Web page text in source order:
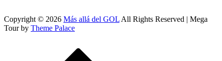
Copyright © 2026 Más allá del GOL All Rights Reserved | Mega
Tour by Theme Palace